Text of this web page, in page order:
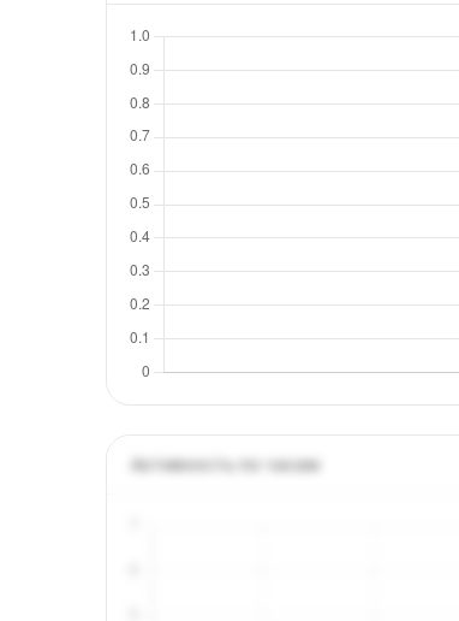
Активность по часам